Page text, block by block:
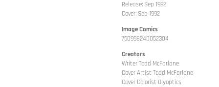
Release: Sep 1992
Cover: Sep 1992
Image Comics
750998240052304
Creators
Writer Todd McFarlane
Cover Artist Todd McFarlane
Cover Colorist Olyoptics